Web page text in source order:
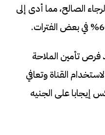
الصالح، مما أدى إلى
فرص تأمين الملاحة
القناة وتعافي
إيجابا على الجنيه